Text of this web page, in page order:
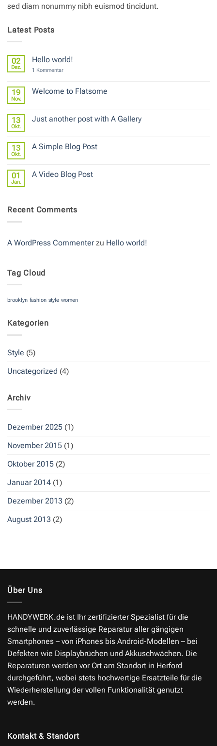
sed diam nonummy nibh euismod tincidunt.
Latest Posts
02
Dez.
Hello world!
1 Kommentarzu
19
Nov.
Welcome to Flatsome
Welcome
13
Okt.
Just another post with A Gallery
Just
A
13
Okt.
A Simple Blog Post
A
01
Jan.
A Video Blog Post
Video
Recent Comments
A WordPress Commenterzu Hello world!
Tag Cloud
brooklyn fashion style women
Kategorien
Style (5)
Uncategorized (4)
Archiv
Dezember 2025 (1)
November 2015 (1)
Oktober 2015 (2)
Januar 2014 (1)
Dezember 2013 (2)
August 2013 (2)
Über Uns
HANDYWERK.de ist Ihr zertifizierter Spezialist für die
schnelle und zuverlässige Reparatur aller gängigen
Smartphones – von iPhones bis Android-Modellen – bei
Defekten wie Displaybrüchen und Akkuschwächen. Die
Reparaturen werden vor Ort am Standort in Herford
durchgeführt, wobei stets hochwertige Ersatzteile für die
Wiederherstellung der vollen Funktionalität genutzt
werden.
Kontakt & Standort